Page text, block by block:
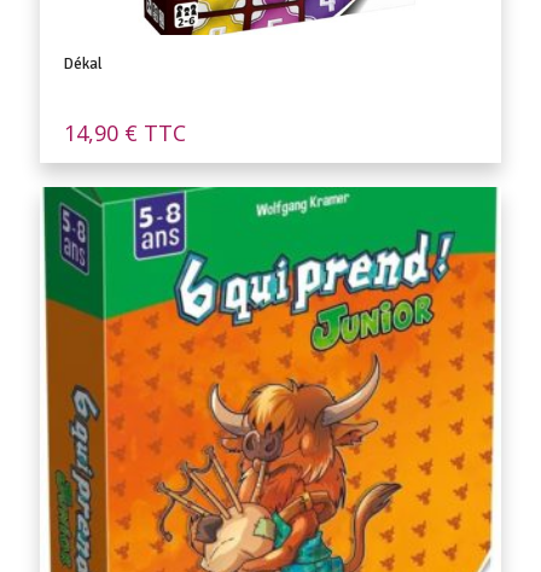
Dékal
14,90 € TTC